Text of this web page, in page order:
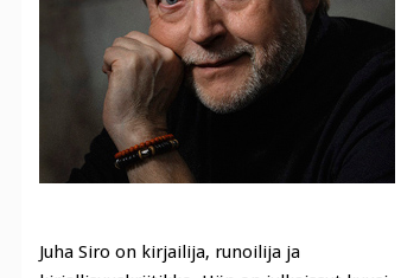
Juha Siro on kirjailija, runoilija ja